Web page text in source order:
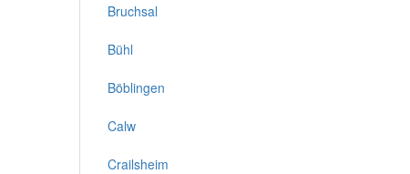
Bruchsal
Bühl
Böblingen
Calw
Crailsheim